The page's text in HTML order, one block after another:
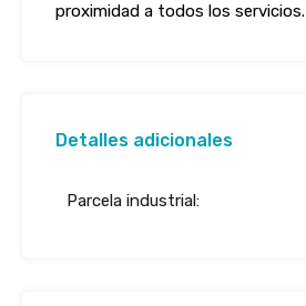
proximidad a todos los servicios.
Detalles adicionales
Parcela industrial: